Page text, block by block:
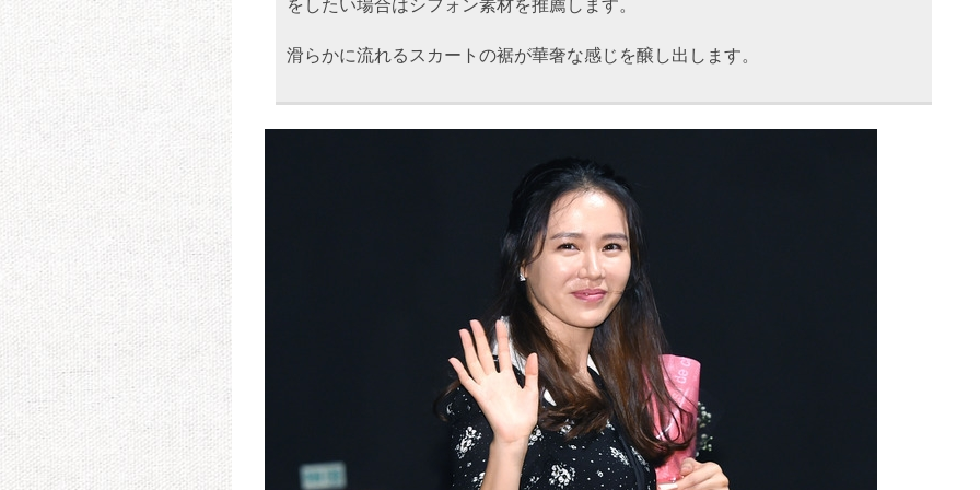
をしたい場合はシフォン素材を推薦します。
滑らかに流れるスカートの裾が華奢な感じを醸し出します。